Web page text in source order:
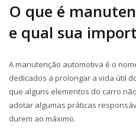
O que é
e qual sua
A manutenção automotiva é o
dedicados a prolongar a vida útil
que alguns elementos do carro
adotar algumas práticas
durem ao máximo.